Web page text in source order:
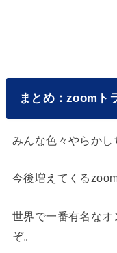
まとめ：zoomト
みんな色々やらかし
今後増えてくる
世界で一番有名なオ
ぞ。